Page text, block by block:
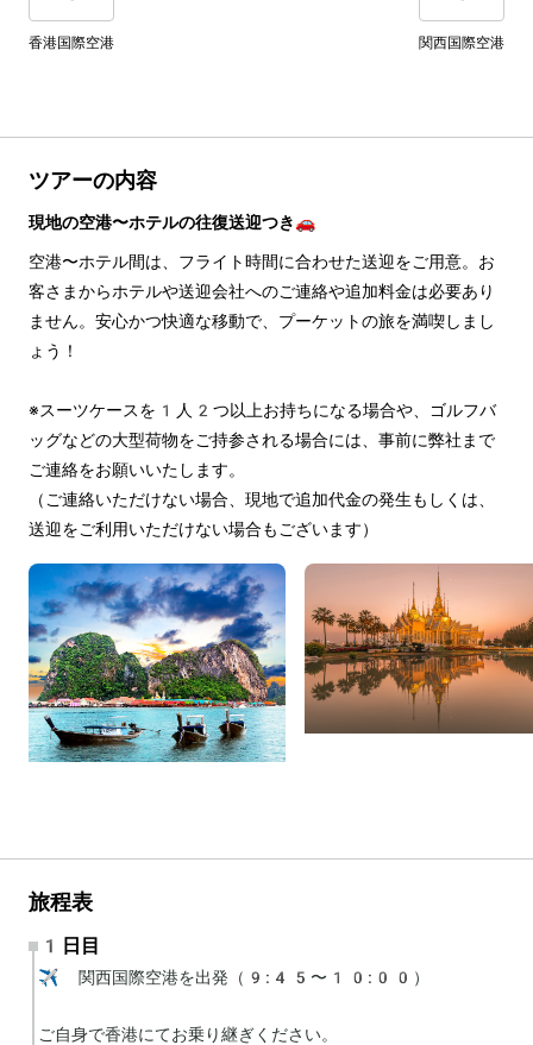
香港国際空港 関西国際空港
ツアーの内容
現地の空港〜ホテルの往復送迎つき🚗
空港〜ホテル間は、フライト時間に合わせた送迎をご用意。お
客さまからホテルや送迎会社へのご連絡や追加料金は必要あり
ません。安心かつ快適な移動で、プーケットの旅を満喫しまし
ょう！
※スーツケースを1人2つ以上お持ちになる場合や、ゴルフバ
ッグなどの大型荷物をご持参される場合には、事前に弊社まで
ご連絡をお願いいたします。
（ご連絡いただけない場合、現地で追加代金の発生もしくは、
送迎をご利用いただけない場合もございます）
旅程表
1日目
✈️ 関西国際空港を出発（9:45〜10:00）
ご自身で香港にてお乗り継ぎください。